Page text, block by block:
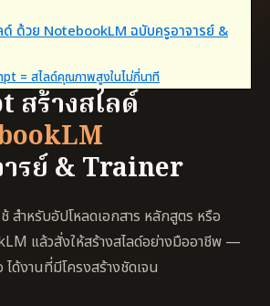
ด้วย NotebookLM ฉบับครูอาจารย์ &
= สไลด์คุณภาพสูงในไม่กี่นาที
สร้างสไลด์
รย์ & Trainer
สำหรับอัปโหลดเอกสาร หลักสูตร หรือ
แล้วสั่งให้สร้างสไลด์อย่างมืออาชีพ —
ได้งานที่มีโครงสร้างชัดเจน